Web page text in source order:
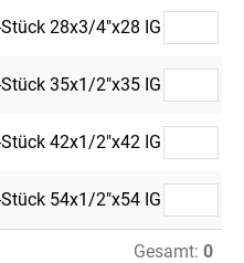
Stück 28x3/4"x28 IG
Stück 35x1/2"x35 IG
Stück 42x1/2"x42 IG
Stück 54x1/2"x54 IG
Gesamt: 0